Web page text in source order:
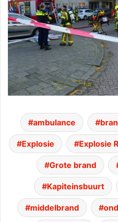
ambulance
Explosie Explosie
Grote brand
Kapiteinsbuurt
middelbrand